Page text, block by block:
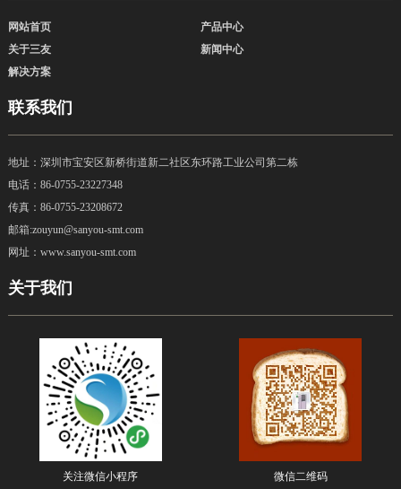
网站首页
产品中心
关于三友
新闻中心
解决方案
联系我们
地址：深圳市宝安区新桥街道新二社区东环路工业公司第二栋
电话： 86-0755-23227348
传真： 86-0755-23208672
邮箱:zouyun@sanyou-smt.com
网址：www.sanyou-smt.com
关于我们
关注微信小程序 微信二维码